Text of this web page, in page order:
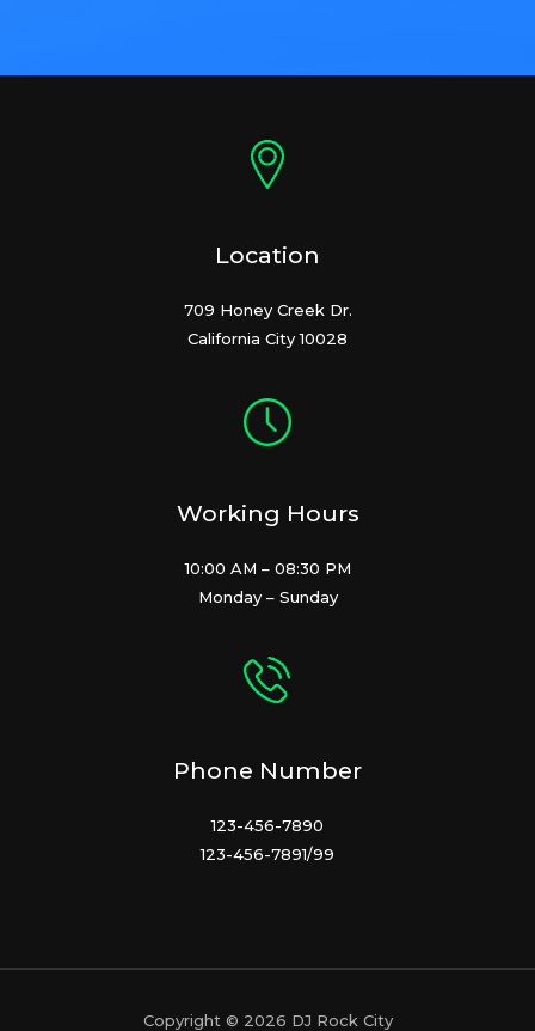
Location
709 Honey Creek Dr.
California City 10028
Working Hours
10:00 AM – 08:30 PM
Monday – Sunday
Phone Number
123-456-7890
123-456-7891/99
Copyright © 2026 DJ Rock City